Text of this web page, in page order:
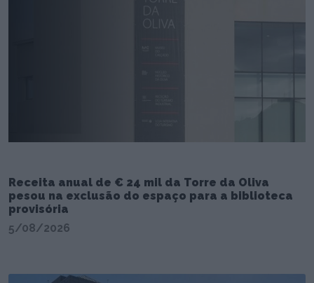
Receita anual de € 24 mil da Torre da Oliva
pesou na exclusão do espaço para a biblioteca
provisória
5/08/2026